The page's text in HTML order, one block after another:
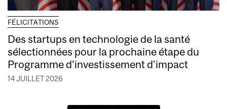
FÉLICITATIONS
Des startups en technologie de la santé
sélectionnées pour la prochaine étape du
Programme d’investissement d’impact
14 JUILLET 2026